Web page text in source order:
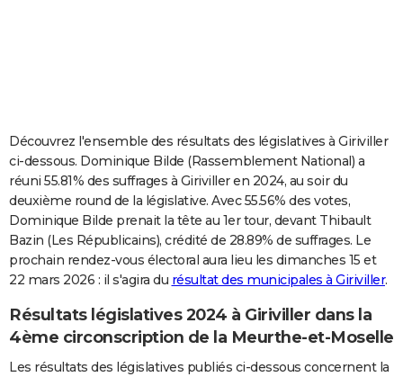
Carte de Noël
Carte Bonne année
Carte Saint-Valentin
Carte Pâques
Carte d'anniversaire
DICTIONNAIRE
Dictionnaire
Biographies
Citations
Expressions
Proverbes
PROGRAMME TV
COPAINS D'AVANT
S'inscrire
Se connecter
Lycées
Collèges
Primaires
Universités
Entreprises
Service militaire
Avis de recherche
AVIS DE DÉCÈS
FORUM
Bricolage
Lifestyle
Culture
Sport
Auto
Television
Voyage
Cinema
Découvrez l'ensemble des résultats des législatives à Giriviller
ci-dessous. Dominique Bilde (Rassemblement National) a
réuni 55.81% des suffrages à Giriviller en 2024, au soir du
deuxième round de la législative. Avec 55.56% des votes,
Dominique Bilde prenait la tête au 1er tour, devant Thibault
Bazin (Les Républicains), crédité de 28.89% de suffrages. Le
prochain rendez-vous électoral aura lieu les dimanches 15 et
22 mars 2026 : il s'agira du résultat des municipales à Giriviller.
Résultats législatives 2024 à Giriviller dans la
4ème circonscription de la Meurthe-et-Moselle
Les résultats des législatives publiés ci-dessous concernent la